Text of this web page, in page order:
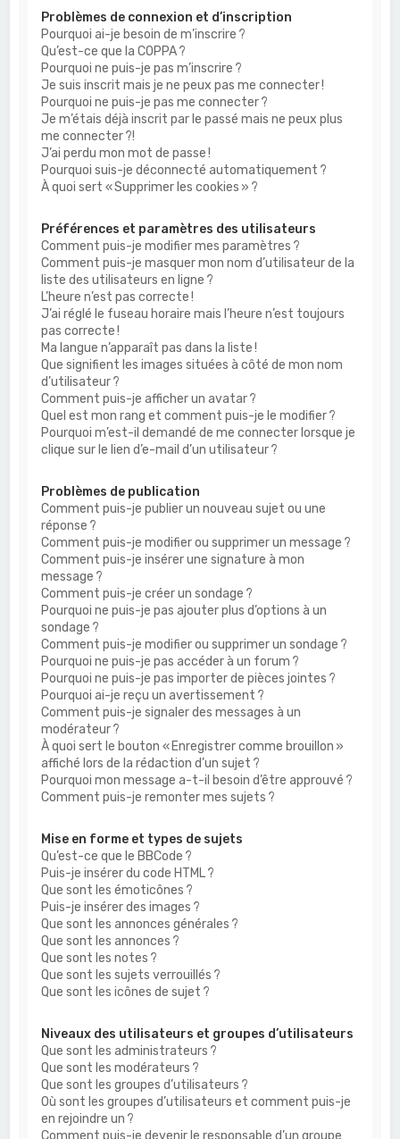
Problèmes de connexion et d’inscription
Pourquoi ai-je besoin de m’inscrire ?
Qu’est-ce que la COPPA ?
Pourquoi ne puis-je pas m’inscrire ?
Je suis inscrit mais je ne peux pas me connecter !
Pourquoi ne puis-je pas me connecter ?
Je m’étais déjà inscrit par le passé mais ne peux plus
me connecter ?!
J’ai perdu mon mot de passe !
Pourquoi suis-je déconnecté automatiquement ?
À quoi sert « Supprimer les cookies » ?
Préférences et paramètres des utilisateurs
Comment puis-je modifier mes paramètres ?
Comment puis-je masquer mon nom d’utilisateur de la
liste des utilisateurs en ligne ?
L’heure n’est pas correcte !
J’ai réglé le fuseau horaire mais l’heure n’est toujours
pas correcte !
Ma langue n’apparaît pas dans la liste !
Que signifient les images situées à côté de mon nom
d’utilisateur ?
Comment puis-je afficher un avatar ?
Quel est mon rang et comment puis-je le modifier ?
Pourquoi m’est-il demandé de me connecter lorsque je
clique sur le lien d’e-mail d’un utilisateur ?
Problèmes de publication
Comment puis-je publier un nouveau sujet ou une
réponse ?
Comment puis-je modifier ou supprimer un message ?
Comment puis-je insérer une signature à mon
message ?
Comment puis-je créer un sondage ?
Pourquoi ne puis-je pas ajouter plus d’options à un
sondage ?
Comment puis-je modifier ou supprimer un sondage ?
Pourquoi ne puis-je pas accéder à un forum ?
Pourquoi ne puis-je pas importer de pièces jointes ?
Pourquoi ai-je reçu un avertissement ?
Comment puis-je signaler des messages à un
modérateur ?
À quoi sert le bouton « Enregistrer comme brouillon »
affiché lors de la rédaction d’un sujet ?
Pourquoi mon message a-t-il besoin d’être approuvé ?
Comment puis-je remonter mes sujets ?
Mise en forme et types de sujets
Qu’est-ce que le BBCode ?
Puis-je insérer du code HTML ?
Que sont les émoticônes ?
Puis-je insérer des images ?
Que sont les annonces générales ?
Que sont les annonces ?
Que sont les notes ?
Que sont les sujets verrouillés ?
Que sont les icônes de sujet ?
Niveaux des utilisateurs et groupes d’utilisateurs
Que sont les administrateurs ?
Que sont les modérateurs ?
Que sont les groupes d’utilisateurs ?
Où sont les groupes d’utilisateurs et comment puis-je
en rejoindre un ?
Comment puis-je devenir le responsable d’un groupe